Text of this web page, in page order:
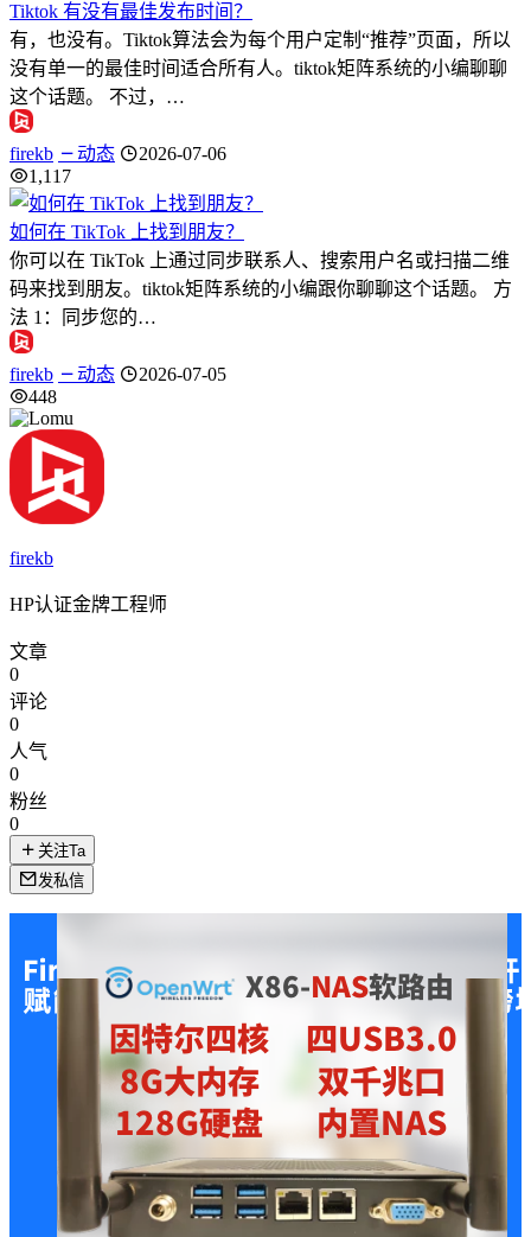
Tiktok 有没有最佳发布时间？
有，也没有。Tiktok算法会为每个用户定制“推荐”页面，所以
没有单一的最佳时间适合所有人。tiktok矩阵系统的小编聊聊
这个话题。 不过，…
firekb 动态
2026-07-06
1,117
如何在 TikTok 上找到朋友？
你可以在 TikTok 上通过同步联系人、搜索用户名或扫描二维
码来找到朋友。tiktok矩阵系统的小编跟你聊聊这个话题。 方
法 1：同步您的…
firekb 动态
2026-07-05
448
firekb
HP认证金牌工程师
文章
0
评论
0
人气
0
粉丝
0
关注Ta
发私信